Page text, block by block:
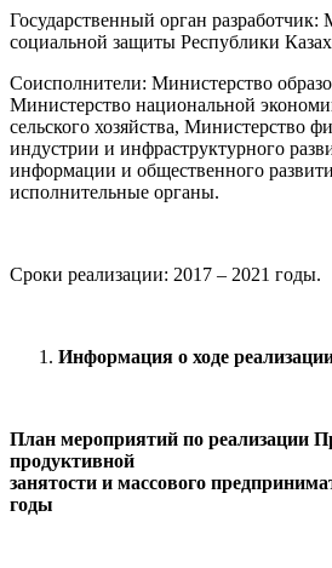
Государственный орган разработчик:
социальной защиты Республики
Соисполнители: Министерство
Министерство национальной
сельского хозяйства, Министерство
индустрии и инфраструктурного
информации и общественного
исполнительные органы.
Сроки реализации: 2017 – 2021 годы.
Информация о ходе
План мероприятий по реализации
продуктивной
занятости и массового
годы